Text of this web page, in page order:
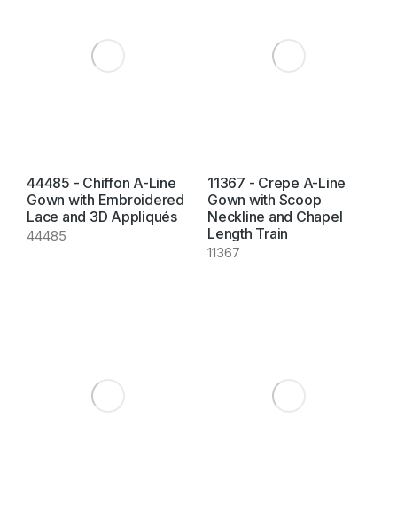
44485 - Chiffon A-Line
Gown with Embroidered
Lace and 3D Appliqués
44485
11367 - Crepe A-Line
Gown with Scoop
Neckline and Chapel
Length Train
11367